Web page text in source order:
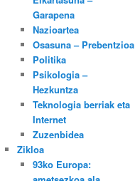
Garapena
Nazioartea
Osasuna – Prebentzioa
Politika
Psikologia –
Hezkuntza
Teknologia berriak eta
Internet
Zuzenbidea
Zikloa
93ko Europa: